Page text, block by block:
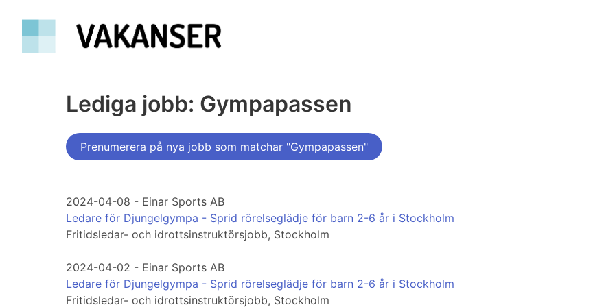
Lediga jobb: Gympapassen
Prenumerera på nya jobb som matchar "Gympapassen"
2024-04-08 - Einar Sports AB
Ledare för Djungelgympa - Sprid rörelseglädje för barn 2-6 år i Stockholm
Fritidsledar- och idrottsinstruktörsjobb, Stockholm
2024-04-02 - Einar Sports AB
Ledare för Djungelgympa - Sprid rörelseglädje för barn 2-6 år i Stockholm
Fritidsledar- och idrottsinstruktörsjobb, Stockholm